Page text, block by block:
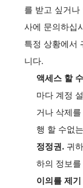
를 받고 싶거
사에 문의하십
특정 상황에서
니다.
액세스 할
마다 계정
거나 삭제
행 할 수없
정정권. 귀
하의 정보
이의를 제